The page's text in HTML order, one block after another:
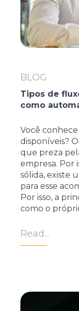
BLOG
Tipos de
como
Você
disponíveis?
que preza
empresa. Por
sólida, existe
para esse
Por isso, a
como o
Read...